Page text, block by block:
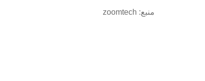
منبع: zoomtech